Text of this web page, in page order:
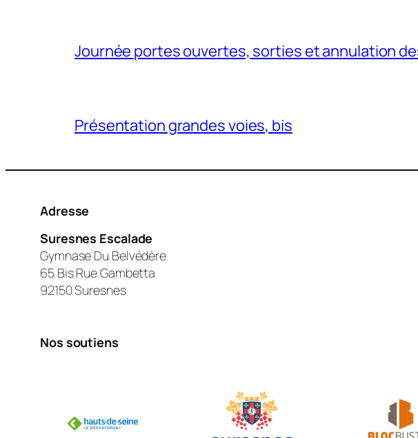
Journée portes ouvertes, sorties et annulation
Présentation grandes voies, bis
Adresse
Suresnes Escalade
Gymnase Du Belvédère
65 Bis Rue Gambetta
92150 Suresnes
Nos soutiens